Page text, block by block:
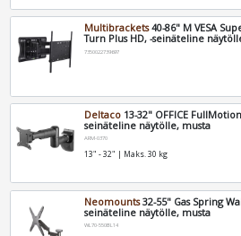
Multibrackets40-86" M VESA
Turn Plus HD, -seinäteline
7350022739697
Deltaco 13-32" OFFICE
seinäteline näytölle, musta
ARM-0370
13" - 32" | Maks. 30 kg
Neomounts32-55" Gas Spring
seinäteline näytölle, musta
WL70-550BL14